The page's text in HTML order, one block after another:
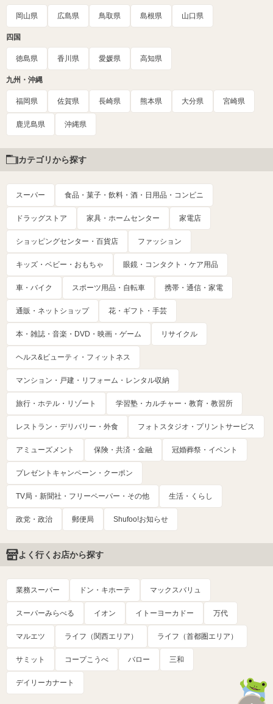
岡山県 広島県 鳥取県 島根県 山口県
四国
徳島県 香川県 愛媛県 高知県
九州・沖縄
福岡県 佐賀県 長崎県 熊本県 大分県 宮崎県
鹿児島県 沖縄県
カテゴリから探す
スーパー 食品・菓子・飲料・酒・日用品・コンビニ
ドラッグストア 家具・ホームセンター 家電店
ショッピングセンター・百貨店 ファッション
キッズ・ベビー・おもちゃ 眼鏡・コンタクト・ケア用品
車・バイク スポーツ用品・自転車 携帯・通信・家電
通販・ネットショップ 花・ギフト・手芸
本・雑誌・音楽・DVD・映画・ゲーム リサイクル
ヘルス&ビューティ・フィットネス
マンション・戸建・リフォーム・レンタル収納
旅行・ホテル・リゾート 学習塾・カルチャー・教育・教習所
レストラン・デリバリー・外食 フォトスタジオ・プリントサービス
アミューズメント 保険・共済・金融 冠婚葬祭・イベント
プレゼントキャンペーン・クーポン
TV局・新聞社・フリーペーパー・その他 生活・くらし
政党・政治 郵便局 Shufoo!お知らせ
よく行くお店から探す
業務スーパー ドン・キホーテ マックスバリュ
スーパーみらべる イオン イトーヨーカドー 万代
マルエツ ライフ（関西エリア） ライフ（首都圏エリア）
サミット コープこうべ バロー 三和
デイリーカナート